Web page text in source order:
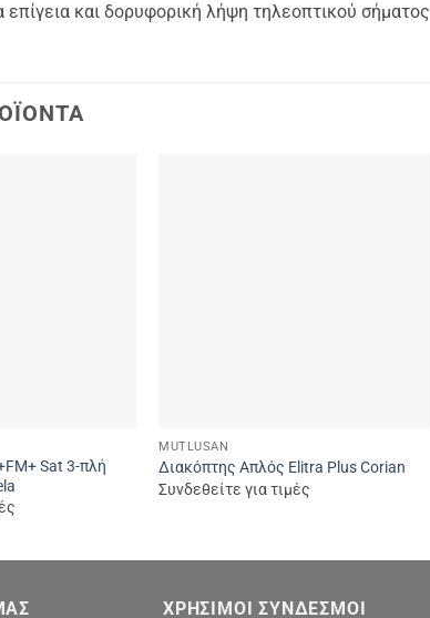
επίγεια και δορυφορική λήψη τηλεοπτικού σήματος
Sat 3-πλή
MUTLUSAN
Διακόπτης Απλός Elitra Plus Corian
Συνδεθείτε για τιμές
ΧΡΉΣΙΜΟΙ ΣΎΝΔΕΣΜΟΙ